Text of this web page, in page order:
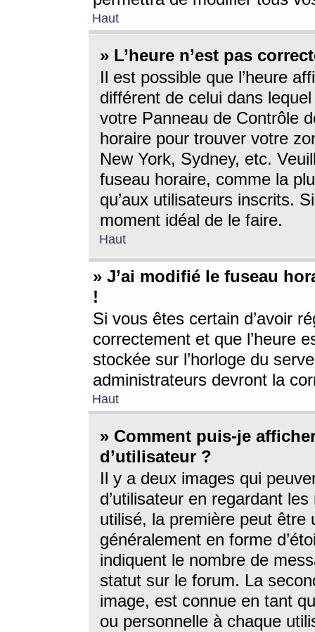
Haut
» L’heure n’est pas
Il est possible que l’heure
différent de celui dans
votre Panneau de Contrôle
horaire pour trouver votre
New York, Sydney, etc.
fuseau horaire, comme la
qu’aux utilisateurs inscrits.
moment idéal de le faire.
Haut
» J’ai modifié le fuseau
!
Si vous êtes certain d’avoir
correctement et que l’heure
stockée sur l’horloge du
administrateurs devront la
Haut
» Comment puis-je
d’utilisateur ?
Il y a deux images qui
d’utilisateur en regardant
utilisé, la première peut être
généralement en forme
indiquent le nombre de
statut sur le forum. La
image, est connue en tant
ou personnelle à chaque